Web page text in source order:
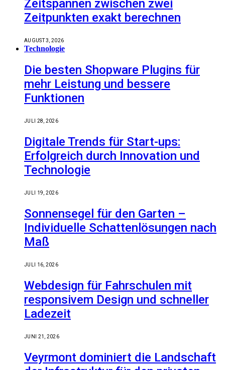
Zeitspannen zwischen zwei
Zeitpunkten exakt berechnen
AUGUST 3, 2026
Technologie
Die besten Shopware Plugins für
mehr Leistung und bessere
Funktionen
JULI 28, 2026
Digitale Trends für Start-ups:
Erfolgreich durch Innovation und
Technologie
JULI 19, 2026
Sonnensegel für den Garten –
Individuelle Schattenlösungen nach
Maß
JULI 16, 2026
Webdesign für Fahrschulen mit
responsivem Design und schneller
Ladezeit
JUNI 21, 2026
Veyrmont dominiert die Landschaft